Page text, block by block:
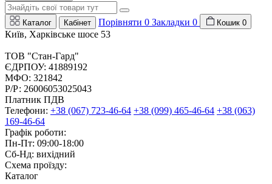
Каталог Кабінет Порівняти 0 Закладки 0 Кошик 0
Київ, Харківське шосе 53
ТОВ "Стан-Гард"
ЄДРПОУ: 41889192
МФО: 321842
Р/Р: 26006053025043
Платник ПДВ
Телефони: +38 (067) 723-46-64 +38 (099) 465-46-64 +38 (063)
169-46-64
Графік роботи:
Пн-Пт: 09:00-18:00
Сб-Нд: вихідний
Схема проїзду:
Каталог